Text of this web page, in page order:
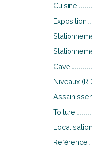
Cuisine
Exposition
Cave
Niveaux
Toiture
Localisation
Référence